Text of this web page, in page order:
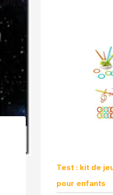
Test : kit de
pour enfants